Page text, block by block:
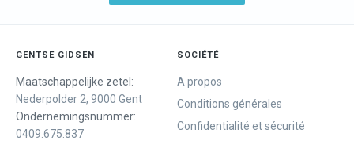
GENTSE GIDSEN
Maatschappelijke zetel:
Nederpolder 2, 9000 Gent
Ondernemingsnummer:
0409.675.837
SOCIÉTÉ
A propos
Conditions générales
Confidentialité et sécurité